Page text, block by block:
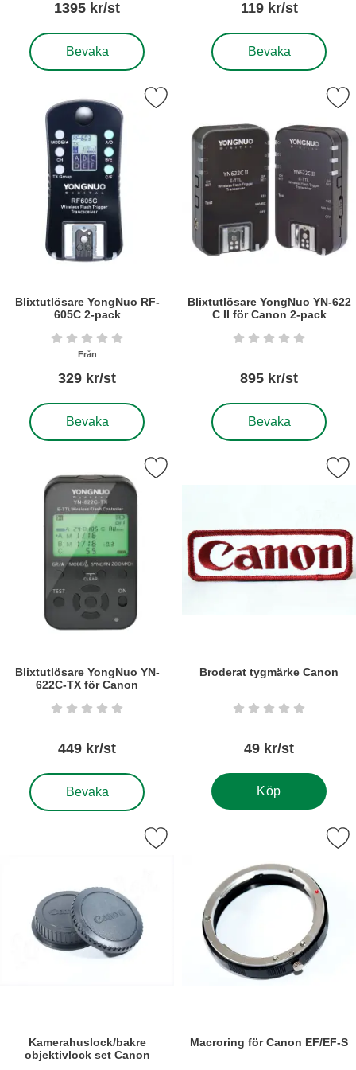
1395 kr/st
Bevaka
, Blixt YongNuo Speedlite YN685 för Canon
119 kr/st
Bevaka
, Blixtskoadapter/
Blixtutlösare YongNuo RF-
605C 2-pack
Art. nr6306 Betyg: 0 stjärnor av 5
Från
329 kr/st
Bevaka
, Blixtutlösare YongNuo RF-605C 2-pack
blixtutlösare YongNuo RF-605C 2-pack som favorit
Blixtutlösare YongNuo YN-622
C II för Canon 2-pack
Art. nr6304 Betyg: 0 stjärnor
895 kr/st
Bevaka
, Blixtutlösare YongNuo
Markera blixtutlösare YongNuo YN-
Blixtutlösare YongNuo YN-
622C-TX för Canon
Art. nr6305 Betyg: 0 stjärnor av 5
449 kr/st
Bevaka
, Blixtutlösare YongNuo YN-622C-TX för Canon
blixtutlösare YongNuo YN-622C-TX för Canon som favorit
Broderat tygmärke Canon
Art. nr5164 Betyg: 0 stjärnor
49 kr/st
Köp
Markera broderat
Kamerahuslock/bakre
objektivlock set Canon
kamerahuslock/bakre objektivlock set Canon som favorit
Macroring för Canon EF/EF-S
Markera macroring för